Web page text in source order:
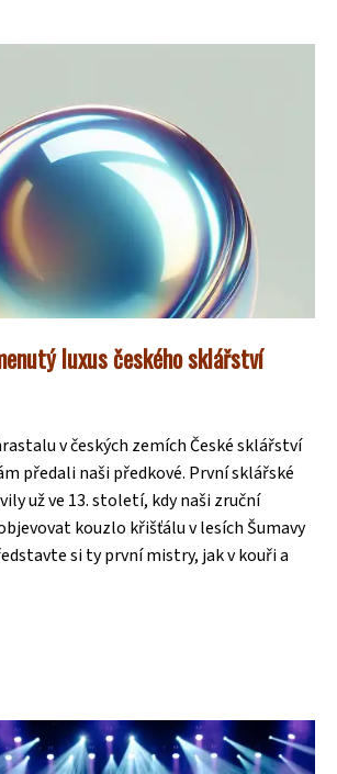
luxus českého sklářství
v českých zemích České sklářství
předali naši předkové. První sklářské
už ve 13. století, kdy naši zruční
kouzlo křišťálu v lesích Šumavy
si ty první mistry, jak v kouři a